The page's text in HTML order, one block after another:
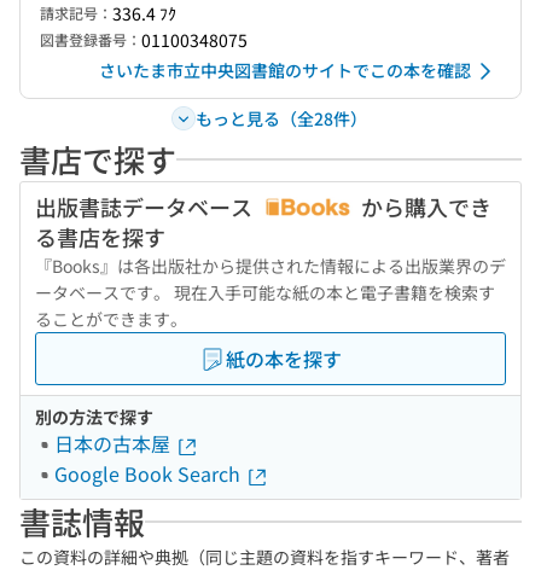
請求記号： 336.4 ﾌｸ
図書登録番号： 01100348075
さいたま市立中央図書館のサイトでこの本を確認
もっと見る（全28件）
書店で探す
出版書誌データベース
から購入でき
る書店を探す
『Books』は各出版社から提供された情報による出版業界のデ
ータベースです。 現在入手可能な紙の本と電子書籍を検索す
ることができます。
紙の本を探す
別の方法で探す
日本の古本屋
Google Book Search
書誌情報
この資料の詳細や典拠（同じ主題の資料を指すキーワード、著者